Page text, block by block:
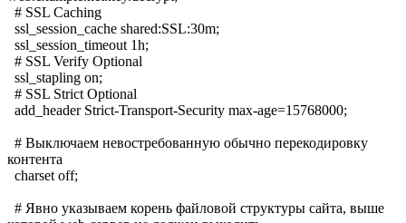
# SSL Caching
ssl_session_cache shared:SSL:30m;
ssl_session_timeout 1h;
# SSL Verify Optional
ssl_stapling on;
# SSL Strict Optional
add_header Strict-Transport-Security max-age=15768000;
# Выключаем невостребованную обычно перекодировку
контента
charset off;
# Явно указываем корень файловой структуры сайта, выше